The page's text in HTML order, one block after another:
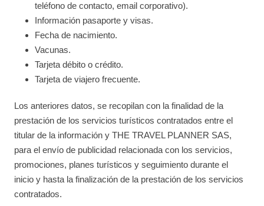
teléfono de contacto, email corporativo).
Información pasaporte y visas.
Fecha de nacimiento.
Vacunas.
Tarjeta débito o crédito.
Tarjeta de viajero frecuente.
Los anteriores datos, se recopilan con la finalidad de la
prestación de los servicios turísticos contratados entre el
titular de la información y THE TRAVEL PLANNER SAS,
para el envío de publicidad relacionada con los servicios,
promociones, planes turísticos y seguimiento durante el
inicio y hasta la finalización de la prestación de los servicios
contratados.